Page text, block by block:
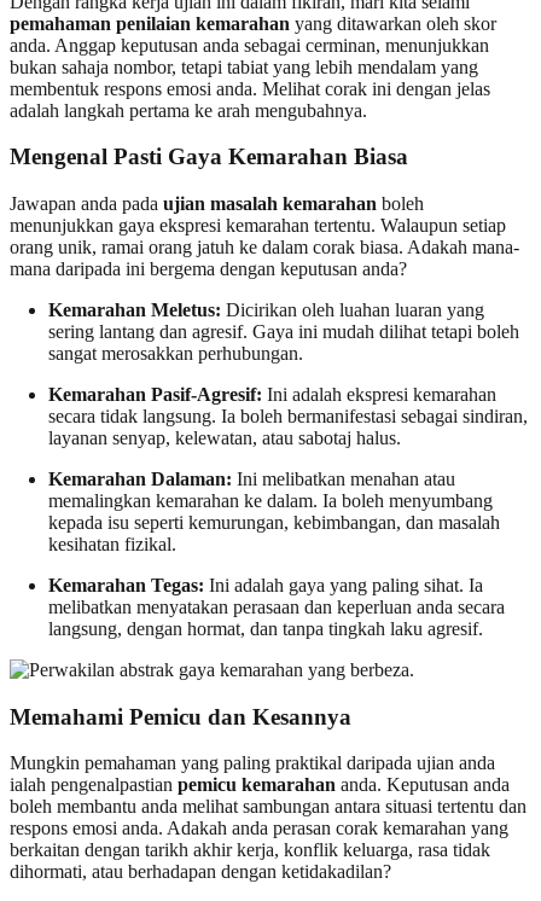
pemahaman penilaian kemarahan yang ditawarkan oleh skor
anda. Anggap keputusan anda sebagai cerminan, menunjukkan
bukan sahaja nombor, tetapi tabiat yang lebih mendalam yang
membentuk respons emosi anda. Melihat corak ini dengan jelas
adalah langkah pertama ke arah mengubahnya.
Mengenal Pasti Gaya Kemarahan Biasa
Jawapan anda pada ujian masalah kemarahan boleh
menunjukkan gaya ekspresi kemarahan tertentu. Walaupun setiap
orang unik, ramai orang jatuh ke dalam corak biasa. Adakah mana-
mana daripada ini bergema dengan keputusan anda?
Kemarahan Meletus: Dicirikan oleh luahan luaran yang
sering lantang dan agresif. Gaya ini mudah dilihat tetapi boleh
sangat merosakkan perhubungan.
Kemarahan Pasif-Agresif: Ini adalah ekspresi kemarahan
secara tidak langsung. Ia boleh bermanifestasi sebagai sindiran,
layanan senyap, kelewatan, atau sabotaj halus.
Kemarahan Dalaman: Ini melibatkan menahan atau
memalingkan kemarahan ke dalam. Ia boleh menyumbang
kepada isu seperti kemurungan, kebimbangan, dan masalah
kesihatan fizikal.
Kemarahan Tegas: Ini adalah gaya yang paling sihat. Ia
melibatkan menyatakan perasaan dan keperluan anda secara
langsung, dengan hormat, dan tanpa tingkah laku agresif.
Memahami Pemicu dan Kesannya
Mungkin pemahaman yang paling praktikal daripada ujian anda
ialah pengenalpastian pemicu kemarahan anda. Keputusan anda
boleh membantu anda melihat sambungan antara situasi tertentu dan
respons emosi anda. Adakah anda perasan corak kemarahan yang
berkaitan dengan tarikh akhir kerja, konflik keluarga, rasa tidak
dihormati, atau berhadapan dengan ketidakadilan?